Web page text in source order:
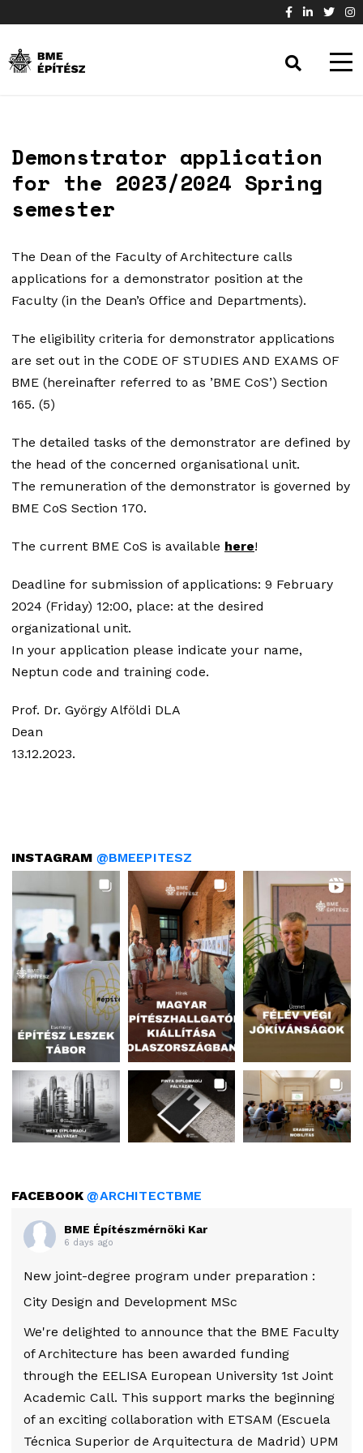
Demonstrator application
for the 2023/2024 Spring
semester
The Dean of the Faculty of Architecture calls
applications for a demonstrator position at the
Faculty (in the Dean’s Office and Departments).
The eligibility criteria for demonstrator applications
are set out in the CODE OF STUDIES AND EXAMS OF
BME (hereinafter referred to as ’BME CoS’) Section
165. (5)
The detailed tasks of the demonstrator are defined by
the head of the concerned organisational unit.
The remuneration of the demonstrator is governed by
BME CoS Section 170.
The current BME CoS is available here!
Deadline for submission of applications: 9 February
2024 (Friday) 12:00, place: at the desired
organizational unit.
In your application please indicate your name,
Neptun code and training code.
Prof. Dr. György Alföldi DLA
Dean
13.12.2023.
INSTAGRAM @BMEEPITESZ
FACEBOOK@ARCHITECTBME
BME Építészmérnöki Kar
6 days ago
New joint-degree program under preparation :
City Design and Development MSc
We're delighted to announce that the BME Faculty
of Architecture has been awarded funding
through the EELISA European University 1st Joint
Academic Call. This support marks the beginning
of an exciting collaboration with ETSAM (Escuela
Técnica Superior de Arquitectura de Madrid) UPM